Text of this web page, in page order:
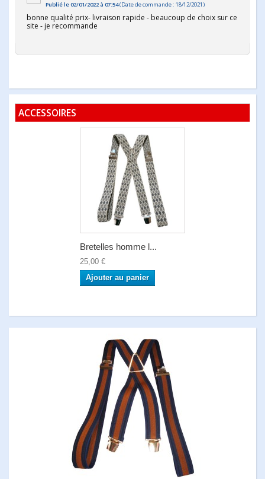
Publié le 02/01/2022 à 07:54(Date de commande : 18/12/2021)
bonne qualité prix- livraison rapide - beaucoup de choix sur ce
site - je recommande
ACCESSOIRES
Bretelles homme l...
25,00 €
Ajouter au panier